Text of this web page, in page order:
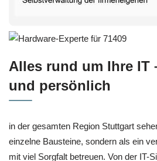
Alles rund um Ihre IT
und persönlich
in der gesamten Region Stuttgart
einzelne Bausteine, sondern als ein
mit viel Sorgfalt betreuen. Von der IT-